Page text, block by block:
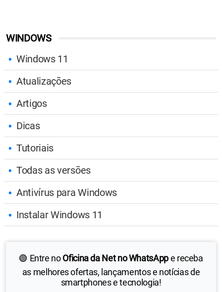
WINDOWS
Windows 11
Atualizações
Artigos
Dicas
Tutoriais
Todas as versões
Antivírus para Windows
Instalar Windows 11
🟢 Entre noOficina da Net no WhatsAppe receba
as melhores ofertas, lançamentos e notícias de
smartphones e tecnologia!